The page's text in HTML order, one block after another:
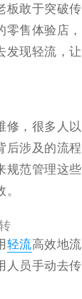
板敢于突破
零售体验店
发现轻流，
修，很多人
后涉及的流
规范管理这
轻流高效地
人员手动去